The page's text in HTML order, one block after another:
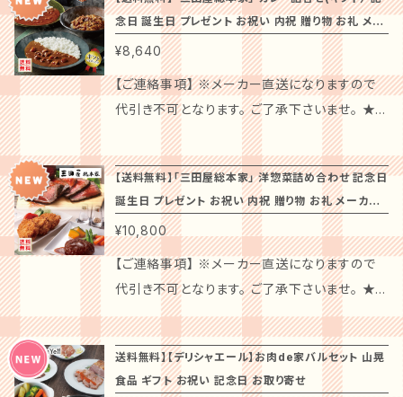
ペッパー》 レモンの爽やかさと鶏肉の相性がよ
く、さっぱりと食べる事ができます。 パスタソース
としてもマッチする１品です。 《塩ごま油にんに
く》 こってり美味しく、にんにくと塩ごま油の相性
抜群。 ごはんがすすむこと間違いなし！ 調理方
法とお召しあがり方： 1.フライパンにクッキング
シートを敷き、油をひかずに中火で2分ほど焼く
2.裏返して2分ほど焼く。その後、ふたをして1分
ほど蒸し焼きにする 3.ふたを開け強火にして、
約30秒ほど焼き色をつけたら完成
湯で温める場合＞ 袋（レトルトパウチ）の封を切
らずに、熱湯の中に入れて、６～７分間沸騰させ
て温めてください。 ＜電子レンジで温める場合
＞ 必ず深めの皿に移し替えてラップをかけて加
熱してください。 ５００Ｗ：２分～２分３０秒 ６０
０Ｗ：１分４０秒～２分 ※加熱時間は、機種、ワ
ット数により異なりますので、電子レンジの取り
扱い説明書を参考に加減してください。
更に鶏独特の臭みを抑えている為、充分に鶏の
旨みを味わっていただけます。 又、素材の良さを
純粋に味わって頂く為にソースでは無く、あえて
「天草の塩」をセットにしております。 串揚げが
熱いうちにお好みで軽く付けてお召しあがりくだ
な量だけ袋から取り出し、凍ったまま170℃～17
5℃の食用油で約3分～5分揚げてください。 ※
ささみクリームチーズ串は凍ったまま170～17
5℃の油で約4～6分揚げてください。 ｢天草の
塩」を小皿に取り、お好みで串揚げに付けてお召
しあがりください。
個 約2分 機種により調理時間は異なります。
増粘剤（加工でん粉、キサンタン）、リン酸塩（Na，
K）、カラメル色素、ベニコウジ色素、酸味料、（一
部に小麦・大豆・鶏肉・豚肉・りんごを含む） 特
徴： 九州産銘柄鶏「華味鳥」を使用し、４種類の
バラエティー溢れる焼き鳥に仕上げました。華味
鳥の良質な肉質は、独自のしっかりした歯ごたえ
を併せ持ち、更に鶏独特の臭みを抑えている為、
充分に鶏の旨みを味わっていただけます。華味
鳥の様々な部位が奏でる素材の味をご賞味くだ
さい。袋に入れたままレンジで温めるだけの簡
単調理の焼き鳥です。 調理方法とお召しあが
り方： ●冷凍のまま袋を開封せずに、電子レンジ
で加熱してください。 ●加熱時間は、ワット数に
よって異なります。 ※500ｗ：約2分30秒。 ※調
理時間は目安です。室温状況により異なります。
深い味わいのカレーに仕上げました。手軽にお
召し上がりいただけるレトルトパックで、いつで
もおいしい食卓が実現します！ 「三田屋総本家」
の黒毛和牛のビーフカレーは、特別な日のおも
てなしや、大切な方への贈り物にぴったりの逸品
です！豊かな香りが広がるビーフカレーは、特別
な瞬間を優雅に演出します。バターライスやサラ
ダと一緒に楽しむことで、より一層美味しさが引
き立ちます。 店主の声： このビーフカレーは、肉
質の良さを活かして丁寧に作り上げました。一
口食べると、お肉の旨みとスパイシーな風味が
口いっぱいに広がり、食べる楽しさを感じること
ができます。中辛の味わいで、家族や友人と一緒
に楽しめる優しい食感を持ち合わせています。こ
のセットは、特別なお祝いの席や大切な方への
ん。 ※二重包装は不可となります。 商品名：「三
田屋総本家」 カレー詰合せ (ギフト) 商品内
容：黒毛和牛のビーフカレー210g×2、 黒鶏のチ
キンカレー210g×2、 ビーフカレー210g×2 賞味
期限：1年 配送方法：常温 特徴：国産黒毛和牛
肉をたっぷり使用した贅沢なビーフカレー、高級
食材の黒鶏を使用し、鶏肉の食感を残し旨みた
っぷりに仕上げたチキンカレー、オージービーフ
と三田屋秘伝カレールーのビーフカレーの3種
類を詰め合わせました。三田屋総本家だからこ
そ出来る肉にこだわった贅沢なカレー詰合せセ
ット。 厳選された素材で仕上げた「三田屋総本
家」の本格的なカレー詰合せ。手軽にお楽しみい
ただけるレトルトパックでお届けします。 特別な
日のご馳走や、大切な方への贈り物にぴったり
な「三田屋総本家 カレー詰合せ」は、風味豊か
念日 誕生日 プレゼント お祝い 内祝 贈り物 お礼 メー
カー直送 常温
¥8,640
【ご連絡事項】 ※メーカー直送になりますので
代引き不可となります。 ご了承下さいませ。 ★
☆配送不可地域☆★ 沖縄・離島は、配送不可と
なります。 ※ギフトカードは、お付け出来ませ
ん。 ※二重包装は不可となります。 商品名：「三
田屋総本家」 カレー詰合せ(ギフト） 商品内容：
黒毛和牛のビーフカレー、黒鶏のチキンカレー、
黒豚のポークカレー、黒毛和牛のハヤシ、ビーフ
カレー 各210g×2、国産牛の牛すき焼丼の具18
0g×2 賞味期限：1年 配送方法：常温 特徴 ：美
味を追求した三田屋総本家が肉の旨みを生かし
て作りました。手軽にお召し上がりいただけるレ
トルトパックでお届けします。 厳選された素材を
【送料無料】「三田屋総本家」 洋惣菜詰め合わせ 記念日
誕生日 プレゼント お祝い 内祝 贈り物 お礼 メーカー
直送 冷凍
¥10,800
【ご連絡事項】 ※メーカー直送になりますので
代引き不可となります。 ご了承下さいませ。 ★
☆配送不可地域☆★ 沖縄・離島は、配送不可と
なります。 ※ギフトカードは、お付け出来ませ
ん。 ※二重包装は不可となります。 商品名：兵
庫 「三田屋総本家」 洋惣菜詰め合わせ 商品内
送料無料】【デリシャエール】お肉de家バルセット 山晃
食品 ギフト お祝い 記念日 お取り寄せ